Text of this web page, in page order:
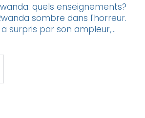
quels enseignements?
sombre dans l'horreur.
surpris par son ampleur,...